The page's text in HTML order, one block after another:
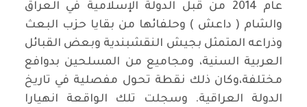
عام 2014 من قبل الدولة الإسلامية في العراق
والشام ( داعش ) وحلفائها من بقايا حزب البعث
وذراعه المتمثل بجيش النقشبندية وبعض القبائل
العربية السنية، ومجاميع من المسلحين بدوافع
مختلفة،وكان ذلك نقطة تحول مفصلية في تاريخ
الدولة العراقية. وسجلت تلك الواقعة انهيارا